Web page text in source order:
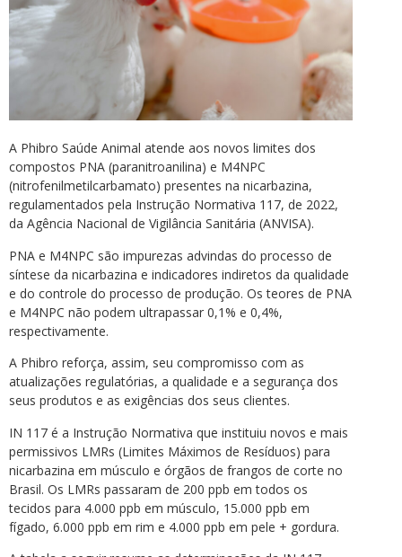
A Phibro Saúde Animal atende aos novos limites dos
compostos PNA (paranitroanilina) e M4NPC
(nitrofenilmetilcarbamato) presentes na nicarbazina,
regulamentados pela Instrução Normativa 117, de 2022,
da Agência Nacional de Vigilância Sanitária (ANVISA).
PNA e M4NPC são impurezas advindas do processo de
síntese da nicarbazina e indicadores indiretos da qualidade
e do controle do processo de produção. Os teores de PNA
e M4NPC não podem ultrapassar 0,1% e 0,4%,
respectivamente.
A Phibro reforça, assim, seu compromisso com as
atualizações regulatórias, a qualidade e a segurança dos
seus produtos e as exigências dos seus clientes.
IN 117 é a Instrução Normativa que instituiu novos e mais
permissivos LMRs (Limites Máximos de Resíduos) para
nicarbazina em músculo e órgãos de frangos de corte no
Brasil. Os LMRs passaram de 200 ppb em todos os
tecidos para 4.000 ppb em músculo, 15.000 ppb em
fígado, 6.000 ppb em rim e 4.000 ppb em pele + gordura.